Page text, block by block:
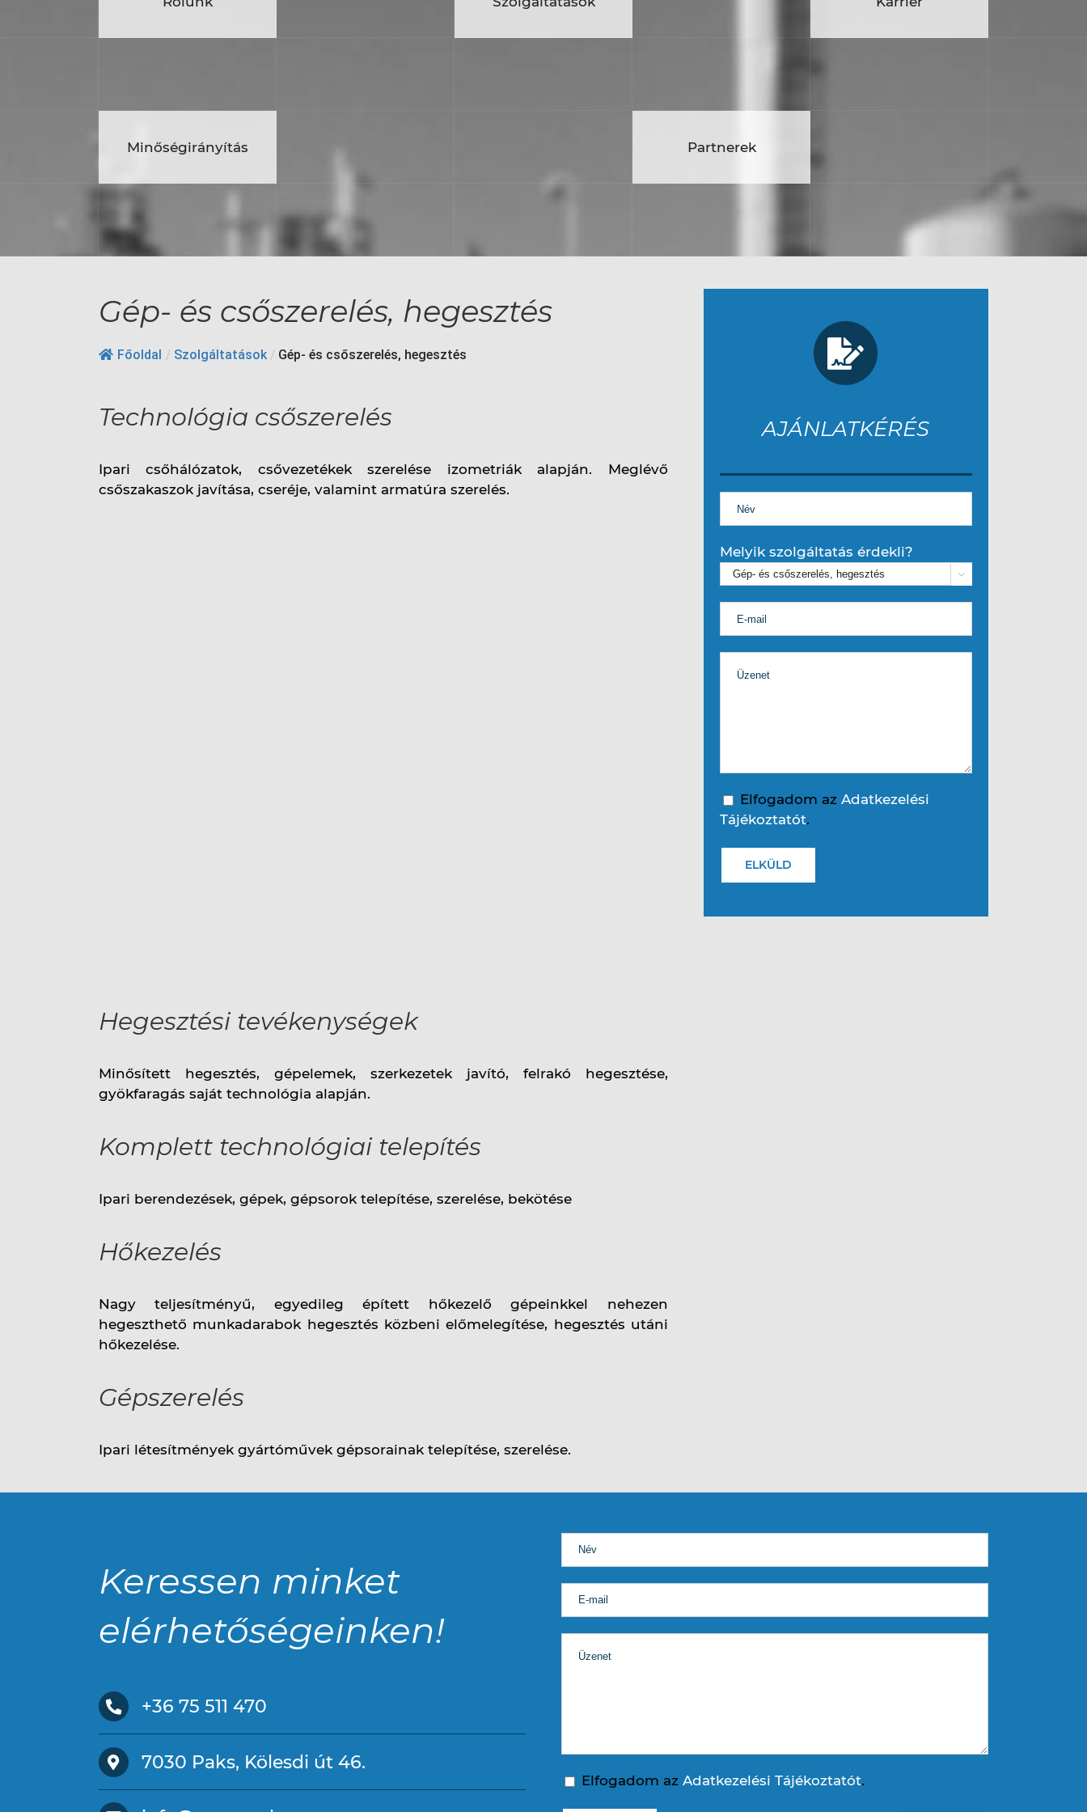
Minőségirányítás Partnerek
Gép- és csőszerelés, hegesztés
Főoldal / Szolgáltatások / Gép- és csőszerelés, hegesztés
Technológia csőszerelés
Ipari csőhálózatok, csővezetékek szerelése izometriák alapján. Meglévő
csőszakaszok javítása, cseréje, valamint armatúra szerelés.
Hegesztési tevékenységek
Minősített hegesztés, gépelemek, szerkezetek javító, felrakó hegesztése,
gyökfaragás saját technológia alapján.
Komplett technológiai telepítés
Ipari berendezések, gépek, gépsorok telepítése, szerelése, bekötése
Hőkezelés
Nagy teljesítményű, egyedileg épített hőkezelő gépeinkkel nehezen
hegeszthető munkadarabok hegesztés közbeni előmelegítése, hegesztés utáni
hőkezelése.
Gépszerelés
Ipari létesítmények gyártóművek gépsorainak telepítése, szerelése.
AJÁNLATKÉRÉS
Melyik szolgáltatás érdekli?

Elfogadom az Adatkezelési
Tájékoztatót.
Keressen minket
elérhetőségeinken!
+36 75 511 470
7030 Paks, Kölesdi út 46.
Elfogadom az Adatkezelési Tájékoztatót.